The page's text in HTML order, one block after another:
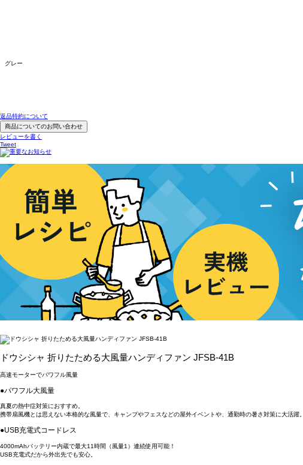
グレー
返品特約について
商品についてのお問い合わせ
レビューを書く
Tweet
ドウシシャ 折りたためる大風量ハンディファン JFSB-41B
高速モーターでパワフル風量
●パワフル大風量
真夏の熱中症対策におすすめ。
携帯扇風機とは思えない本格的な風量で、キャンプやフェスなどの屋外イベントや、通勤時の暑さ対策に大活躍。
●USB充電式コードレス
4000mAhバッテリー内蔵で最大11時間（風量1）連続使用可能！
USB充電式だから外出先でも安心。